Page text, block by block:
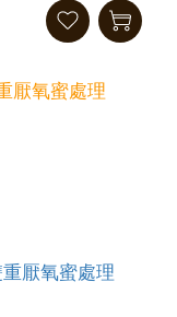
厭氧蜜處理